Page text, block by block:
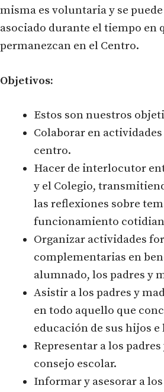
misma es voluntaria y se
asociado durante el tiempo en
permanezcan en el Centro.
Objetivos:
Estos son nuestros
Colaborar en
centro.
Hacer de interlocutor
y el Colegio,
las reflexiones sobre
funcionamiento
Organizar actividades
complementarias en
alumnado, los padres y
Asistir a los padres y
en todo aquello que
educación de sus hijos e
Representar a los
consejo escolar.
Informar y asesorar a